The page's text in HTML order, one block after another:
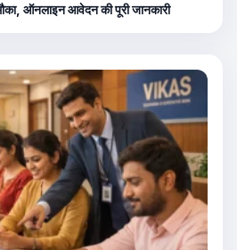
ऑनलाइन आवेदन की पूरी जानकारी